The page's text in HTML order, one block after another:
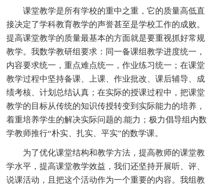
课堂教学是所有学校的重中之重，它的质量高低直
接决定了学科教育教学的声誉甚至是学校工作的成败。
提高课堂教学的质量最基本的方面就是要重视抓好常规
教学。我数学教研组要求：同一备课组教学进度统一，
内容要求统一，重点难点统一，作业练习统一；在课堂
教学过程中坚持备课、上课、作业批改、课后辅导、成
绩考核、计划总结认真；在实际的授课过程中，把课堂
教学的目标从传统的知识传授转变到实际能力的培养，
着重培养学生的解决实际问题的.能力；极力倡导组内数
学教师推行“朴实、扎实、平实”的数学课。
为了优化课堂结构和教学方法，提高教师的课堂教
学水平，提高课堂教学效益，我们还坚持开展听、评、
说课活动，且把这个活动作为一个重要的内容。我组教